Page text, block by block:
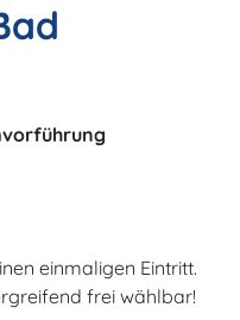
einmaligen Eintritt.
frei wählbar!